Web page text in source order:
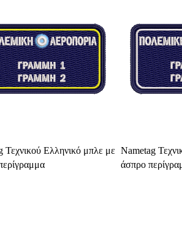
Τεχνικού Ελληνικό μπλε με
Nametag
άσπρο